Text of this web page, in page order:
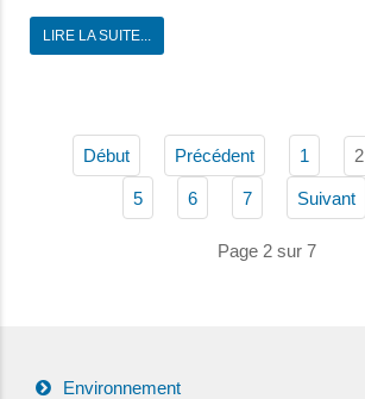
LIRE LA SUITE...
Début Précédent 1 2
5 6 7 Suivant
Page 2 sur 7
Environnement